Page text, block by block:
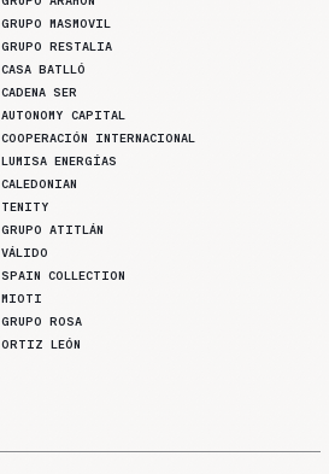
GRUPO MASMOVIL
GRUPO RESTALIA
CASA BATLLÓ
CADENA SER
AUTONOMY CAPITAL
COOPERACIÓN INTERNACIONAL
LUMISA ENERGÍAS
CALEDONIAN
TENITY
GRUPO ATITLÁN
VÁLIDO
SPAIN COLLECTION
MIOTI
GRUPO ROSA
ORTIZ LEÓN